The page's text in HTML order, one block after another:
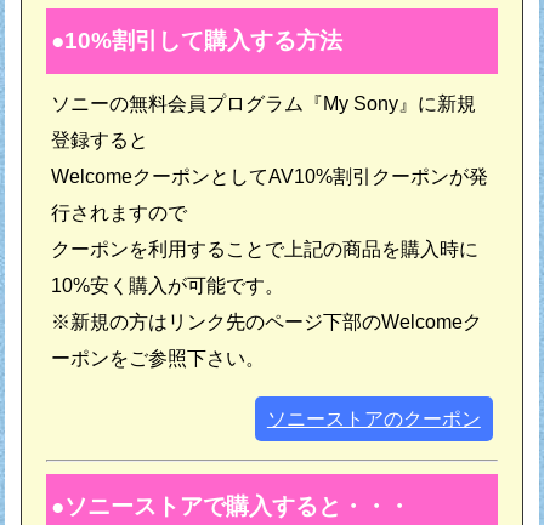
10%割引して購入する方法
ソニーの無料会員プログラム『My Sony』に新規
登録すると
WelcomeクーポンとしてAV10%割引クーポンが発
行されますので
クーポンを利用することで上記の商品を購入時に
10%安く購入が可能です。
※新規の方はリンク先のページ下部のWelcomeク
ーポンをご参照下さい。
ソニーストアのクーポン
ソニーストアで購入すると・・・